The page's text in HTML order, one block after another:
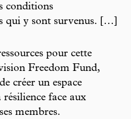
conditions
qui y sont survenus. […]
pour cette
Freedom Fund,
créer un espace
face aux
membres.